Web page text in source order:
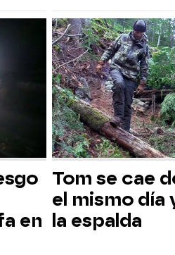
en
Tom se cae
el mismo día
la espalda